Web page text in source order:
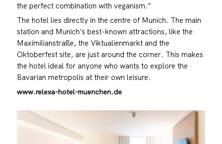
the perfect combination with veganism.”
The hotel lies directly in the centre of Munich. The main
station and Munich’s best-known attractions, like the
Maximilianstraße, the Viktualienmarkt and the
Oktoberfest site, are just around the corner. This makes
the hotel ideal for anyone who wants to explore the
Bavarian metropolis at their own leisure.
www.relexa-hotel-muenchen.de